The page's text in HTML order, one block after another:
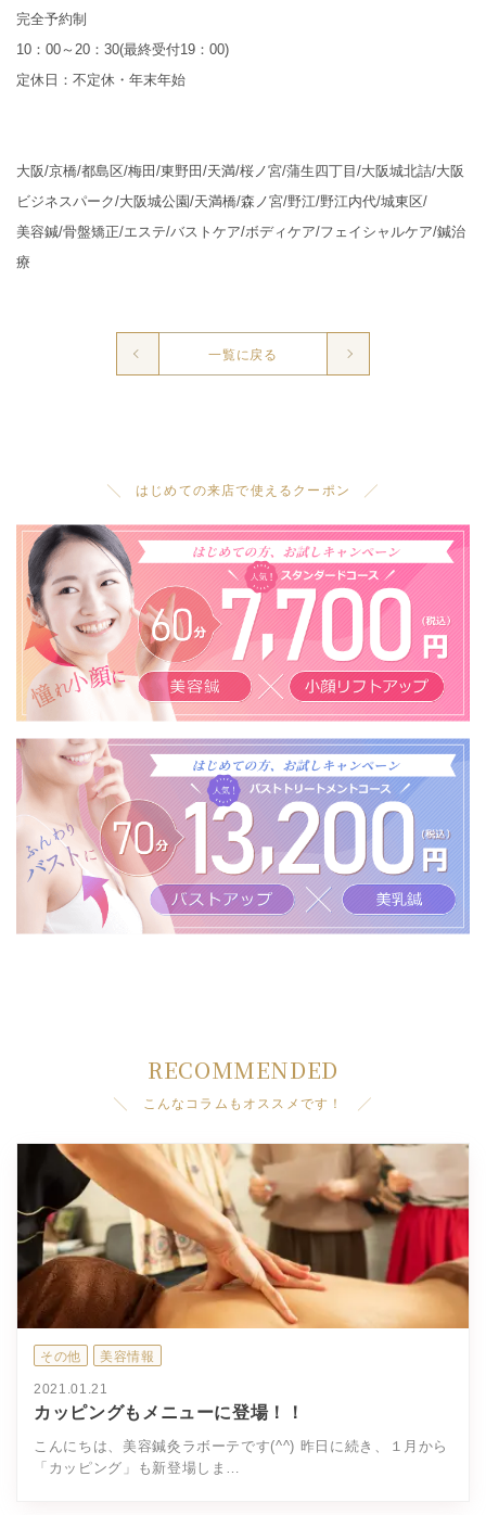
完全予約制
10：00～20：30(最終受付19：00)
定休日：不定休・年末年始
大阪/京橋/都島区/梅田/東野田/天満/桜ノ宮/蒲生四丁目/大阪城北詰/大阪
ビジネスパーク/大阪城公園/天満橋/森ノ宮/野江/野江内代/城東区/
美容鍼/骨盤矯正/エステ/バストケア/ボディケア/フェイシャルケア/鍼治
療
一覧に戻る
╲ はじめての来店で使えるクーポン ╱
RECOMMENDED
╲ こんなコラムもオススメです！ ╱
その他 美容情報
2021.01.21
カッピングもメニューに登場！！
こんにちは、美容鍼灸ラボーテです(^^) 昨日に続き、１月から
「カッピング」も新登場しま…